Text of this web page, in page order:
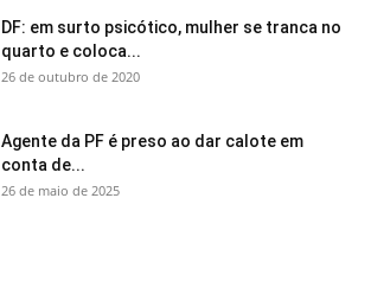
DF: em surto psicótico, mulher se tranca no
quarto e coloca...
26 de outubro de 2020
Agente da PF é preso ao dar calote em
conta de...
26 de maio de 2025